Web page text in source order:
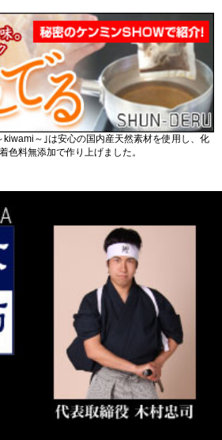
～｣は安心の国内産天然素材を使用し、化
色料無添加で作り上げました。